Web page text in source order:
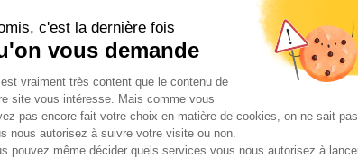
limitée... Avec le retour du soleil, protéger sa peau